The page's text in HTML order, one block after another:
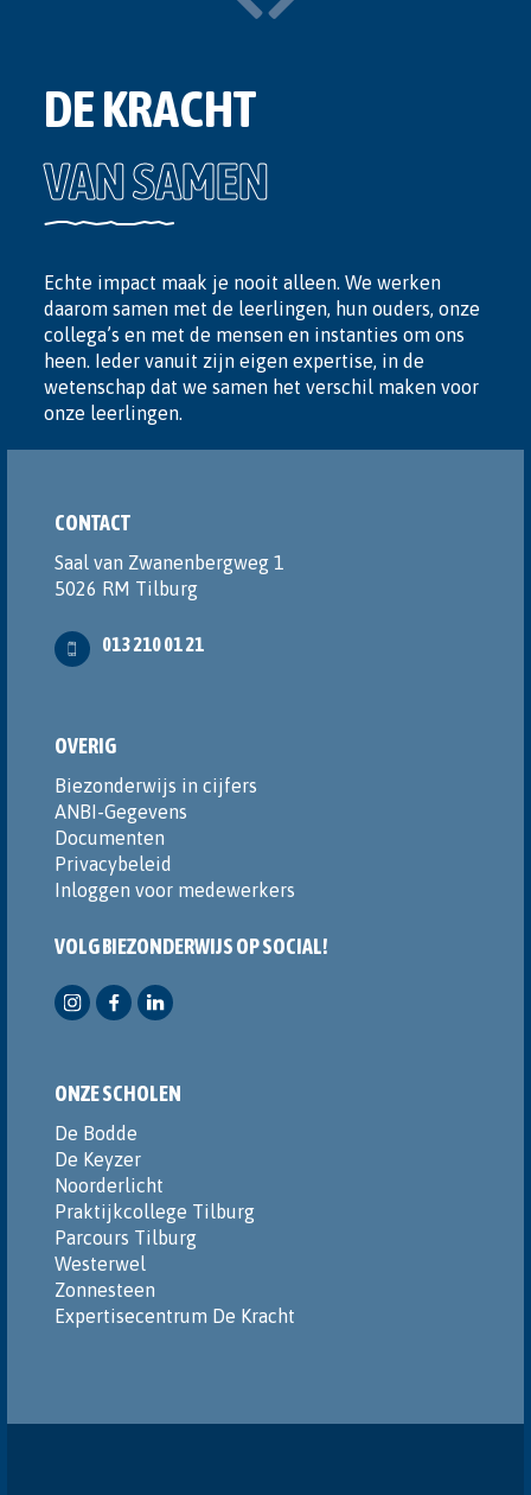
DE KRACHT
VAN SAMEN
Echte impact maak je nooit alleen. We werken
daarom samen met de leerlingen, hun ouders, onze
collega’s en met de mensen en instanties om ons
heen. Ieder vanuit zijn eigen expertise, in de
wetenschap dat we samen het verschil maken voor
onze leerlingen.
CONTACT
Saal van Zwanenbergweg 1
5026 RM Tilburg
013 210 01 21
OVERIG
Biezonderwijs in cijfers
ANBI-Gegevens
Documenten
Privacybeleid
Inloggen voor medewerkers
VOLG BIEZONDERWIJS OP SOCIAL!
ONZE SCHOLEN
De Bodde
De Keyzer
Noorderlicht
Praktijkcollege Tilburg
Parcours Tilburg
Westerwel
Zonnesteen
Expertisecentrum De Kracht